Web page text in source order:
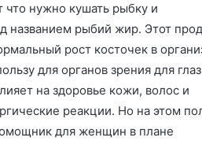
что нужно кушать рыбку и
названием рыбий жир. Этот
рост косточек в
для органов зрения для
на здоровье кожи, волос и
реакции. Но на этом
для женщин в плане